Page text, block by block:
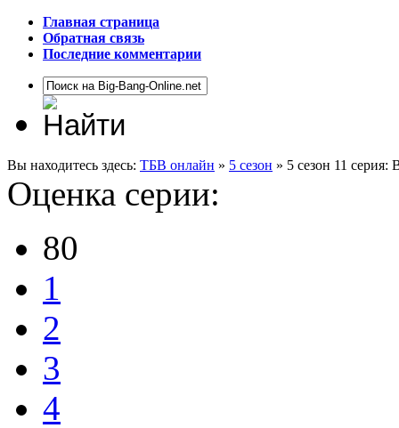
Главная страница
Обратная связь
Последние комментарии
Вы находитесь здесь: ТБВ онлайн » 5 сезон » 5 сезон 11
Оценка серии:
80
1
2
3
4